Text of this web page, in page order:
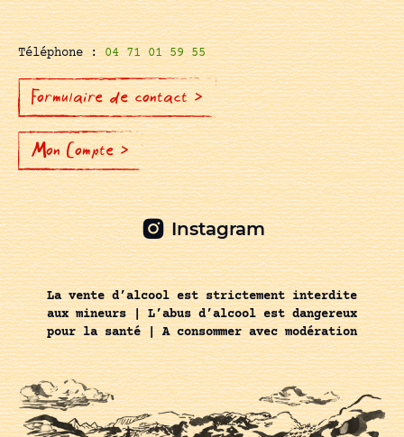
Téléphone :04 71 01 59 55
Formulaire de contact >
Mon Compte >
Instagram
La vente d’alcool est strictement interdite
aux mineurs | L’abus d’alcool est dangereux
pour la santé | A consommer avec modération